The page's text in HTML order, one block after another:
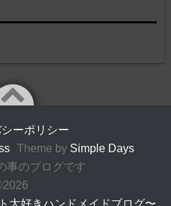
ーポリシー
Theme by Simple Days
事のブログです